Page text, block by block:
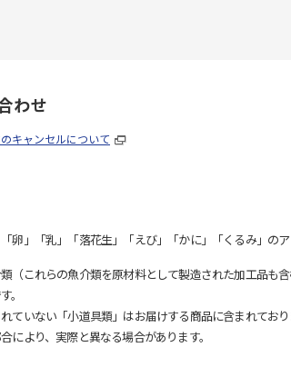
わせ
キャンセルについて
卵」「乳」「落花生」「えび」「かに」「くるみ」の
（これらの魚介類を原材料として製造された加工品も
。
ていない「小道具類」はお届けする商品に含まれており
により、実際と異なる場合があります。